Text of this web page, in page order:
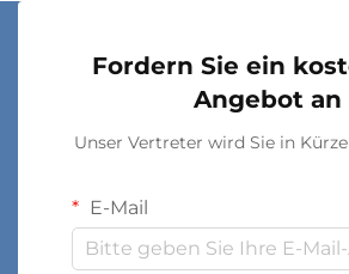
Fordern Sie ein
Angebot an
Unser Vertreter wird Sie in
E-Mail